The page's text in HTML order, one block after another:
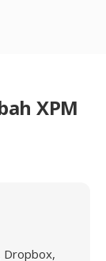
XPM
Dropbox,